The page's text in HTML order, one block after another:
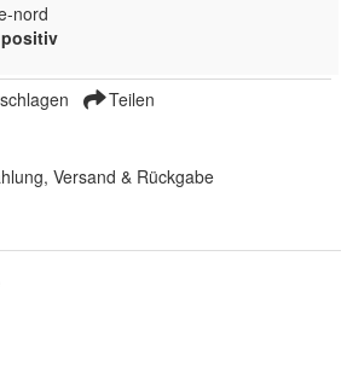
nord
positiv
Teilen
Versand & Rückgabe